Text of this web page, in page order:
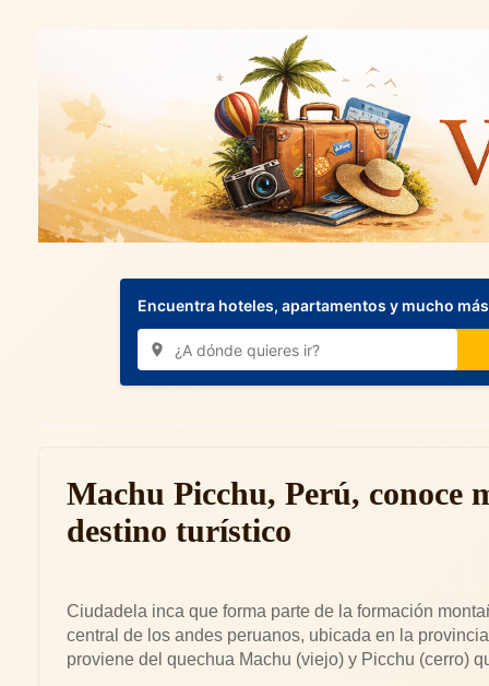
Encuentra hoteles, apartamentos y mucho
Machu Picchu, Perú, conoce
destino turístico
Ciudadela inca que forma parte de la formación
central de los andes peruanos, ubicada en la
proviene del quechua Machu (viejo) y Picchu (cerro)